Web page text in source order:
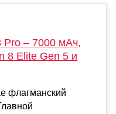
Pro – 7000 мАч,
8 Elite Gen 5 и
флагманский